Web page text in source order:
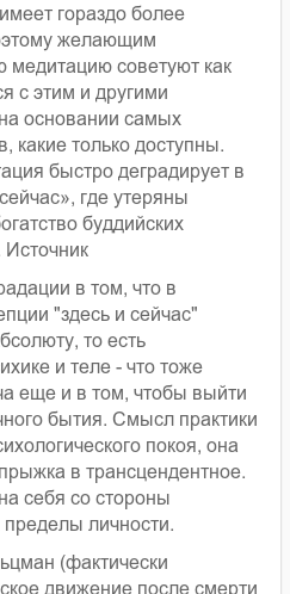
гораздо более
желающим
медитацию советуют как
с этим и другими
основании самых
какие только доступны.
быстро деградирует в
где утеряны
буддийских
в том, что в
"здесь и сейчас"
то есть
и теле - что тоже
еще и в том, чтобы выйти
бытия. Смысл практики
покоя, она
в трансцендентное.
себя со стороны
личности.
(фактически
движение после смерти